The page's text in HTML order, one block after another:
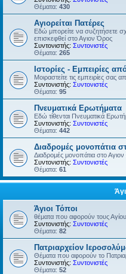
Θέματα: 430
Αγιορείται Πατέρες
Εδώ μπορείτε να συζητήσετε
επισκεφθεί στο Αγιον Όρος
Συντονιστής: Συντονιστές
Θέματα: 265
Ιστορίες - Εμπειρίες
Μοιραστείτε τις εμπειρίες σας
Συντονιστής: Συντονιστές
Θέματα: 95
Πνευματικά Ερωτήματα
Εδώ τίθενται Πνευματικά
Συντονιστής: Συντονιστές
Θέματα: 442
Διαδρομές μονοπάτια
Διαδρομές μονοπάτια στο
Συντονιστής: Συντονιστές
Θέματα: 61
Άγιοι Τόποι
θέματα που αφορούν τους
Συντονιστής: Συντονιστές
Θέματα: 82
Πατριαρχείον
Θέματα που αφορούν το
Συντονιστής: Συντονιστές
Θέματα: 52